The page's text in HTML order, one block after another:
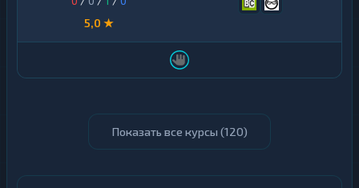
5,0 ★
Показать все курсы (120)